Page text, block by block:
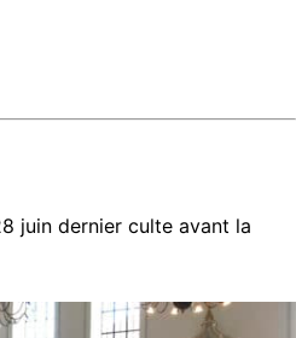
juin dernier culte avant la